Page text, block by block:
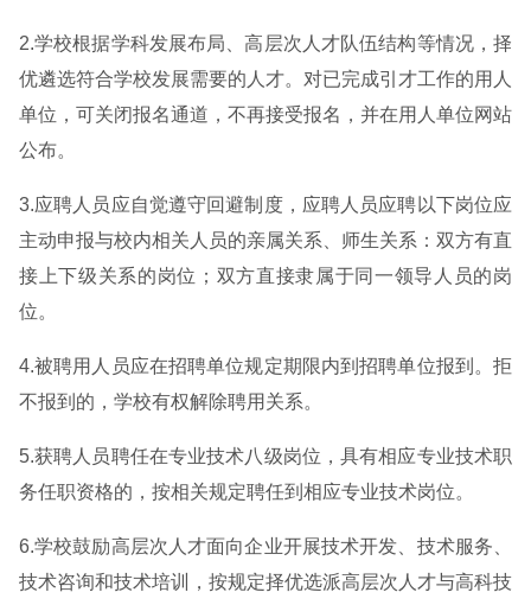
2.学校根据学科发展布局、高层次人才队伍结构等情况，择
优遴选符合学校发展需要的人才。对已完成引才工作的用人
单位，可关闭报名通道，不再接受报名，并在用人单位网站
公布。
3.应聘人员应自觉遵守回避制度，应聘人员应聘以下岗位应
主动申报与校内相关人员的亲属关系、师生关系：双方有直
接上下级关系的岗位；双方直接隶属于同一领导人员的岗
位。
4.被聘用人员应在招聘单位规定期限内到招聘单位报到。拒
不报到的，学校有权解除聘用关系。
5.获聘人员聘任在专业技术八级岗位，具有相应专业技术职
务任职资格的，按相关规定聘任到相应专业技术岗位。
6.学校鼓励高层次人才面向企业开展技术开发、技术服务、
技术咨询和技术培训，按规定择优选派高层次人才与高科技